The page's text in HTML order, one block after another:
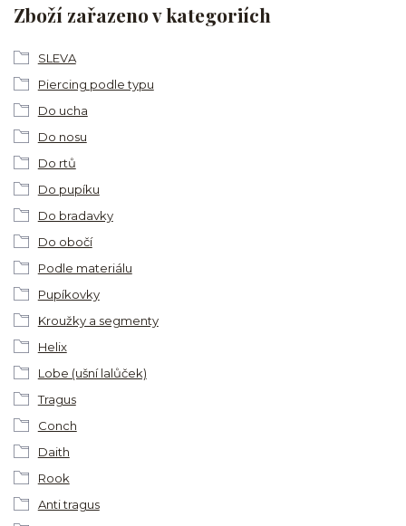
Zboží zařazeno v kategoriích
SLEVA
Piercing podle typu
Do ucha
Do nosu
Do rtů
Do pupíku
Do bradavky
Do obočí
Podle materiálu
Pupíkovky
Kroužky a segmenty
Helix
Lobe (ušní lalůček)
Tragus
Conch
Daith
Rook
Anti tragus